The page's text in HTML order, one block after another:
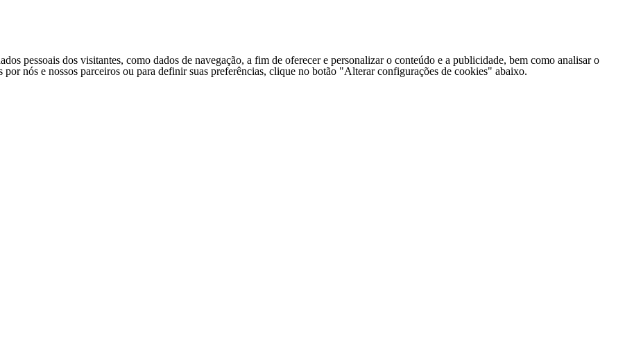
pessoais dos visitantes, como dados de navegação, a fim de oferecer e personalizar o conteúdo e a publicidade, bem como analisar o
nós e nossos parceiros ou para definir suas preferências, clique no botão "Alterar configurações de cookies" abaixo.